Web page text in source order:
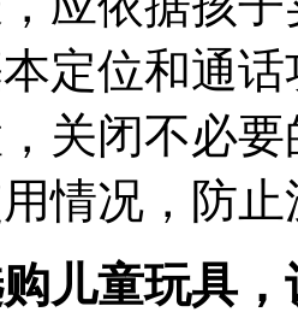
定位和通
关闭不必
情况，防
儿童玩具，